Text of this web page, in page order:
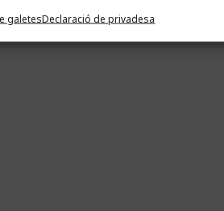
galetesDeclaració de privadesa